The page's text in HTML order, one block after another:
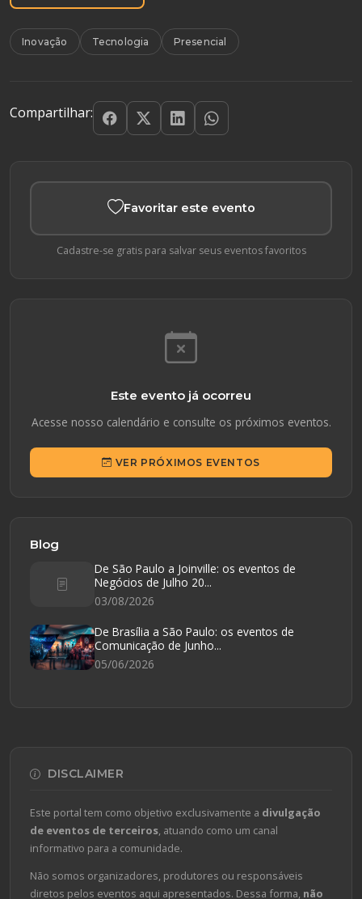
Inovação Tecnologia Presencial
Compartilhar:
Favoritar este evento
Cadastre-se gratis para salvar seus eventos favoritos
Este evento já ocorreu
Acesse nosso calendário e consulte os próximos eventos.
VER PRÓXIMOS EVENTOS
Blog
De São Paulo a Joinville: os eventos de
Negócios de Julho 20...
03/08/2026
De Brasília a São Paulo: os eventos de
Comunicação de Junho...
05/06/2026
DISCLAIMER
Este portal tem como objetivo exclusivamente a divulgação
de eventos de terceiros, atuando como um canal
informativo para a comunidade.
Não somos organizadores, produtores ou responsáveis
diretos pelos eventos aqui apresentados. Dessa forma, não